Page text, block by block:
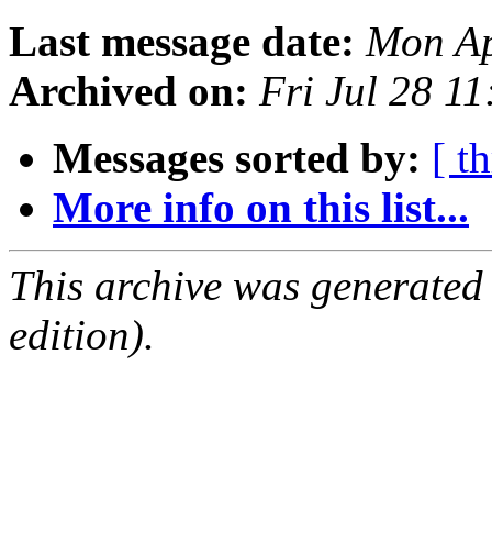
Last message date: Mon
Archived on: Fri Jul 28
Messages sorted by: [
More info on this list...
This archive was
edition).